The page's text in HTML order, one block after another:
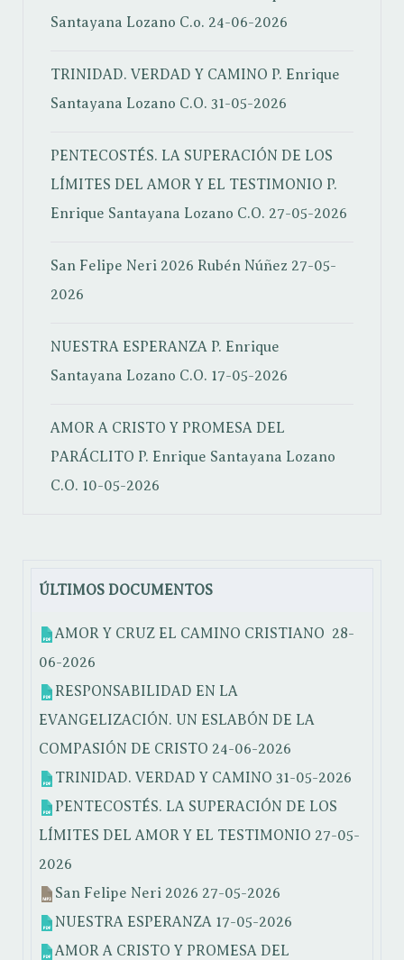
Santayana Lozano C.o. 24-06-2026
TRINIDAD. VERDAD Y CAMINO P. Enrique
Santayana Lozano C.O.31-05-2026
PENTECOSTÉS. LA SUPERACIÓN DE LOS
LÍMITES DEL AMOR Y EL TESTIMONIO P.
Enrique Santayana Lozano C.O. 27-05-2026
San Felipe Neri 2026 Rubén Núñez 27-05-
2026
NUESTRA ESPERANZA P. Enrique
Santayana Lozano C.O. 17-05-2026
AMOR A CRISTO Y PROMESA DEL
PARÁCLITO P. Enrique Santayana Lozano
C.O. 10-05-2026
ÚLTIMOS DOCUMENTOS
AMOR Y CRUZ EL CAMINO CRISTIANO 28-
06-2026
RESPONSABILIDAD EN LA
EVANGELIZACIÓN. UN ESLABÓN DE LA
COMPASIÓN DE CRISTO 24-06-2026
TRINIDAD. VERDAD Y CAMINO 31-05-2026
PENTECOSTÉS. LA SUPERACIÓN DE LOS
LÍMITES DEL AMOR Y EL TESTIMONIO 27-05-
2026
San Felipe Neri 2026 27-05-2026
NUESTRA ESPERANZA 17-05-2026
AMOR A CRISTO Y PROMESA DEL